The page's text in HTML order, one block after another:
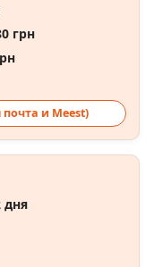
грн
почта и Meest)
дня